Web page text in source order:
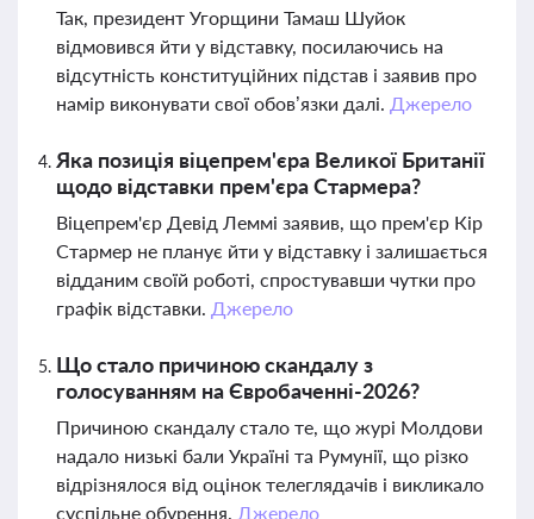
Так, президент Угорщини Тамаш Шуйок
відмовився йти у відставку, посилаючись на
відсутність конституційних підстав і заявив про
намір виконувати свої обов’язки далі. Джерело
Яка позиція віцепрем'єра Великої Британії
щодо відставки прем'єра Стармера?
Віцепрем'єр Девід Леммі заявив, що прем'єр Кір
Стармер не планує йти у відставку і залишається
відданим своїй роботі, спростувавши чутки про
графік відставки. Джерело
Що стало причиною скандалу з
голосуванням на Євробаченні-2026?
Причиною скандалу стало те, що журі Молдови
надало низькі бали Україні та Румунії, що різко
відрізнялося від оцінок телеглядачів і викликало
суспільне обурення. Джерело